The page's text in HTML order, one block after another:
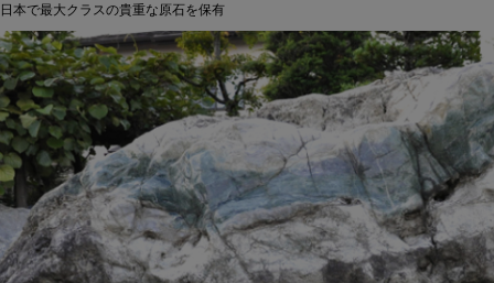
日本で最大クラスの貴重な原石を保有